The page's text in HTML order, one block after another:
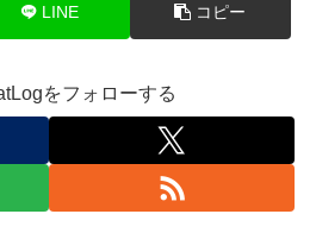
LINE コピー
をフォローする